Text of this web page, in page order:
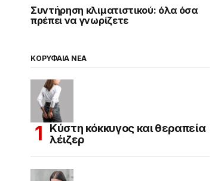
Συντήρηση κλιματιστικού: όλα όσα
πρέπει να γνωρίζετε
ΚΟΡΥΦΑΙΑ ΝΕΑ
Κύστη κόκκυγος και θεραπεία
λέιζερ